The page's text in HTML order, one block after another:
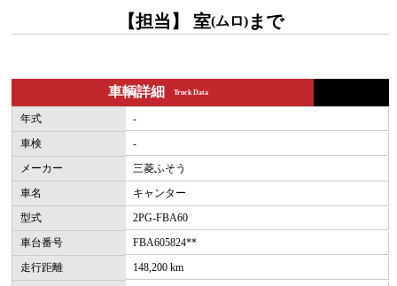
【担当】 室(ムロ)まで
車輌詳細 Truck Data
年式
-
車検
-
メーカー
三菱ふそう
車名
キャンター
型式
2PG-FBA60
車台番号
FBA605824**
走行距離
148,200 km